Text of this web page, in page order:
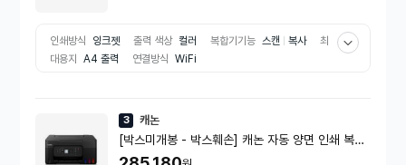
인쇄방식 잉크젯 출력 색상 컬러 복합기기능 스캔 복사
최
대용지
A4 출력 연결방식 WiFi
3 캐논
[박스미개봉 - 박스훼손] 캐논 자동 양면 인쇄 복합
기 -[G3980]